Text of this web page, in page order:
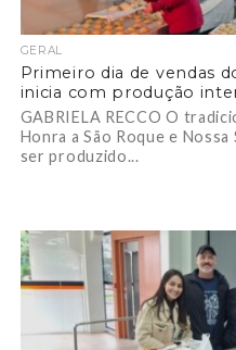
GERAL
Primeiro dia de vendas
inicia com produção
GABRIELA RECCO O
Honra a São Roque e
ser produzido...